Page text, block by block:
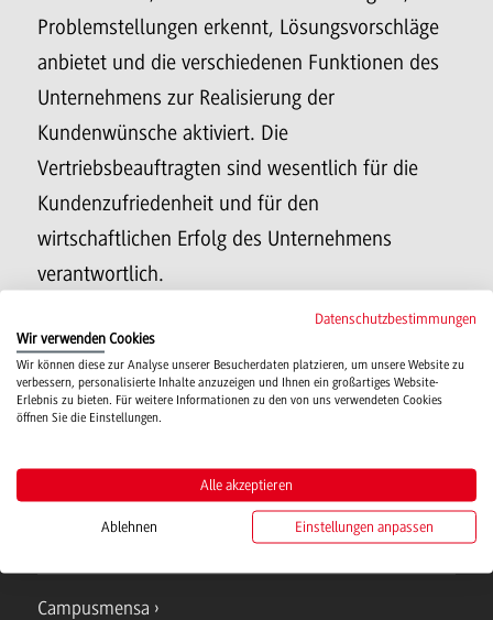
Problemstellungen erkennt, Lösungsvorschläge
anbietet und die verschiedenen Funktionen des
Unternehmens zur Realisierung der
Kundenwünsche aktiviert. Die
Vertriebsbeauftragten sind wesentlich für die
Kundenzufriedenheit und für den
wirtschaftlichen Erfolg des Unternehmens
verantwortlich.
Campus
Studienangebote
IT Service
Campusmensa
Datenschutzbestimmungen
Wir verwenden Cookies
Wir können diese zur Analyse unserer Besucherdaten platzieren, um unsere Website zu
verbessern, personalisierte Inhalte anzuzeigen und Ihnen ein großartiges Website-
Erlebnis zu bieten. Für weitere Informationen zu den von uns verwendeten Cookies
öffnen Sie die Einstellungen.
Alle akzeptieren
Ablehnen Einstellungen anpassen